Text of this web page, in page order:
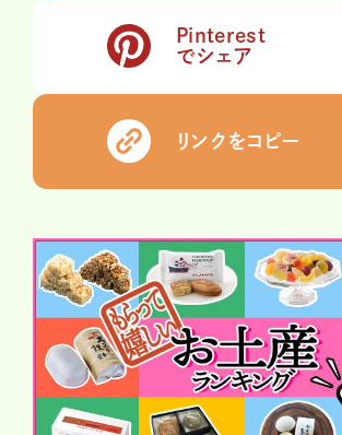
Pinterest
でシェア
リンクをコピー